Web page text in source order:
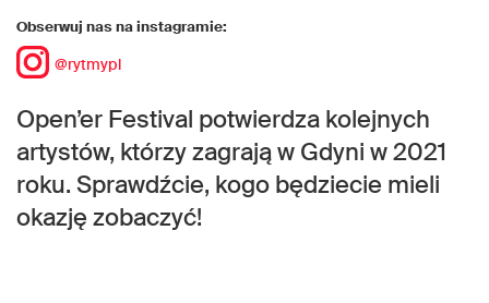
Obserwuj nas na instagramie:
@rytmypl
Open’er Festival potwierdza kolejnych
artystów, którzy zagrają w Gdyni w 2021
roku. Sprawdźcie, kogo będziecie mieli
okazję zobaczyć!